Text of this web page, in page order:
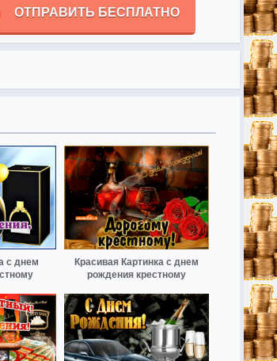
ОТПРАВИТЬ БЕСПЛАТНО
с днем
Красивая Картинка с днем
рождения крестному